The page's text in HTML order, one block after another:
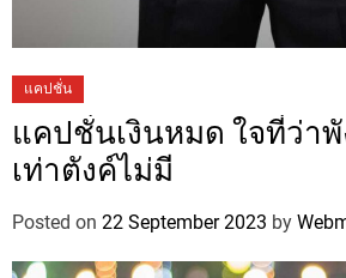
แคปชั่น
แคปชั่นเงินหมด ใจที่ว่าพั
เท่าตังค์ไม่มี
Posted on 22 September 2023 by